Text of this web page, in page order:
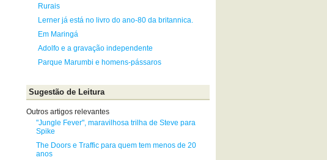
Rurais
Lerner já está no livro do ano-80 da britannica.
Em Maringá
Adolfo e a gravação independente
Parque Marumbi e homens-pássaros
Sugestão de Leitura
Outros artigos relevantes
"Jungle Fever", maravilhosa trilha de Steve para
Spike
The Doors e Traffic para quem tem menos de 20
anos